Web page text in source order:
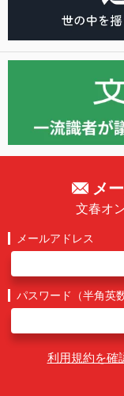
メ
文春オ
メールアドレス
パスワード（半角英
利用規約を確